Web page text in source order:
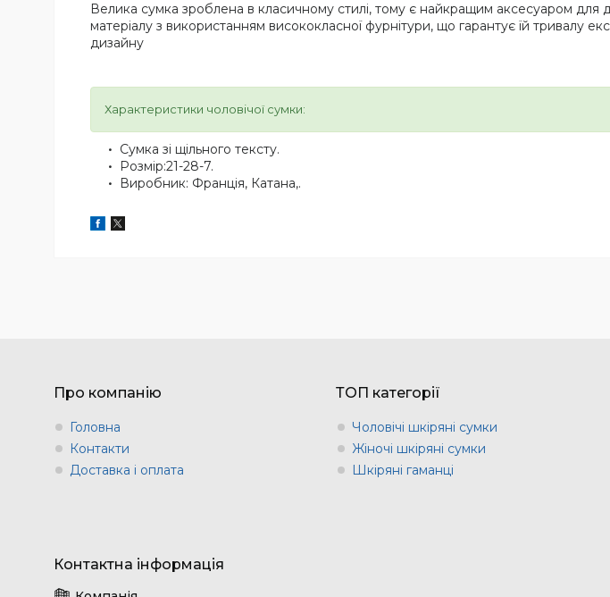
Велика сумка зроблена в класичному стилі, тому є найкращим аксесуаром для
матеріалу з використанням висококласної фурнітури, що гарантує їй тривалу
дизайну
Характеристики чоловічої сумки:
Сумка зі щільного тексту.
Розмір:21-28-7.
Виробник: Франція, Катана,.
Про компанію
Головна
Контакти
Доставка і оплата
ТОП категорії
Чоловічі шкіряні сумки
Жіночі шкіряні сумки
Шкіряні гаманці